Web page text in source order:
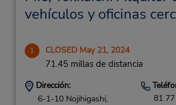
vehículos y oficinas
1 CLOSED May 21, 2024
71.45 millas de distancia
Dirección:
6-1-10 Nojihigashi,
81